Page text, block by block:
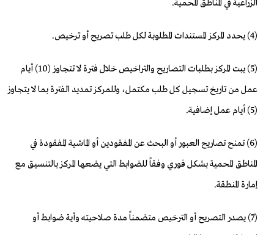
الزراعية في المناطق المحمية.
(4) يحدد المركز المستندات المطلوبة لكل طلب تصريح أو ترخيص.
(5) يبت المركز بطلبات التصاريح والتراخيص خلال فترة لا تتجاوز (10) أيام
عمل من تاريخ تسجيل كل طلب مكتمل، وللمركز تمديد الفترة بما لا يتجاوز
(5) أيام عمل إضافية.
(6) تمنح تصاريح العبور أو البحث عن المفقودين أو الماشية المفقودة في
المناطق المحمية بشكل فوري وفقاً للضوابط التي يضعها المركز بالتنسيق مع
إمارة المنطقة.
(7) يصدر التصريح أو الترخيص متضمناً مدة صلاحيته وأية ضوابط أو